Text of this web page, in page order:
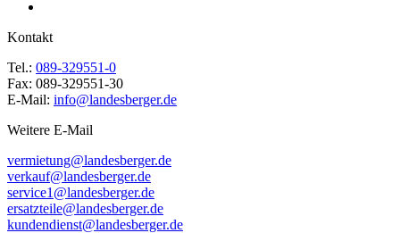
Kontakt
Tel.: 089-329551-0
Fax: 089-329551-30
E-Mail: info@landesberger.de
Weitere E-Mail
vermietung@landesberger.de
verkauf@landesberger.de
service1@landesberger.de
ersatzteile@landesberger.de
kundendienst@landesberger.de